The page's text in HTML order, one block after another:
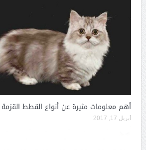
أهم معلومات مثيرة عن أنواع القطط القزمة
أبريل 17, 2017